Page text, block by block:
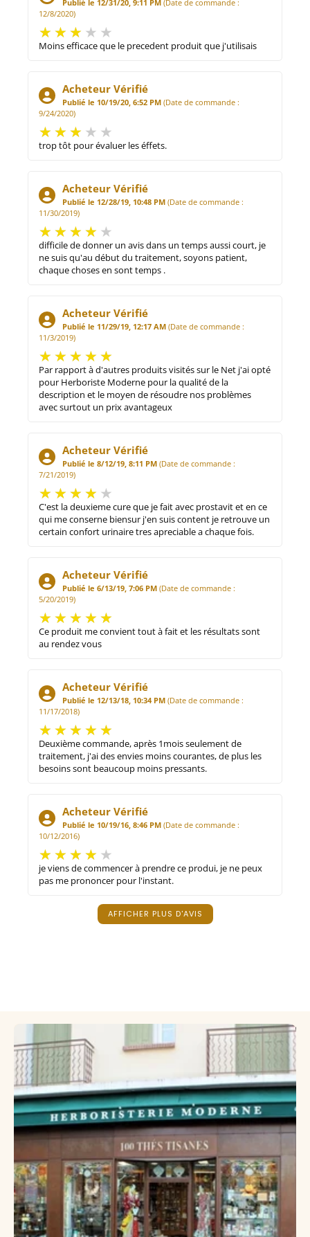
Publié le 12/31/20, 9:11 PM (Date de commande :
12/8/2020)
Moins efficace que le precedent produit que j'utilisais
Acheteur Vérifié
Publié le 10/19/20, 6:52 PM (Date de commande :
9/24/2020)
trop tôt pour évaluer les éffets.
Acheteur Vérifié
Publié le 12/28/19, 10:48 PM (Date de commande :
11/30/2019)
difficile de donner un avis dans un temps aussi court, je
ne suis qu'au début du traitement, soyons patient,
chaque choses en sont temps .
Acheteur Vérifié
Publié le 11/29/19, 12:17 AM (Date de commande :
11/3/2019)
Par rapport à d'autres produits visités sur le Net j'ai opté
pour Herboriste Moderne pour la qualité de la
description et le moyen de résoudre nos problèmes
avec surtout un prix avantageux
Acheteur Vérifié
Publié le 8/12/19, 8:11 PM (Date de commande :
7/21/2019)
C'est la deuxieme cure que je fait avec prostavit et en ce
qui me conserne biensur j'en suis content je retrouve un
certain confort urinaire tres apreciable a chaque fois.
Acheteur Vérifié
Publié le 6/13/19, 7:06 PM (Date de commande :
5/20/2019)
Ce produit me convient tout à fait et les résultats sont
au rendez vous
Acheteur Vérifié
Publié le 12/13/18, 10:34 PM (Date de commande :
11/17/2018)
Deuxième commande, après 1mois seulement de
traitement, j'ai des envies moins courantes, de plus les
besoins sont beaucoup moins pressants.
Acheteur Vérifié
Publié le 10/19/16, 8:46 PM (Date de commande :
10/12/2016)
je viens de commencer à prendre ce produi, je ne peux
pas me prononcer pour l'instant.
AFFICHER PLUS D'AVIS